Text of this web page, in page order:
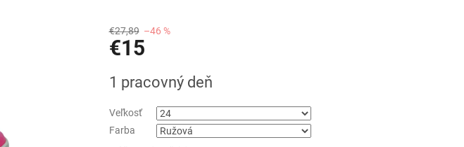
€27,89 –46 %
€15
cena:
1 pracovný deň
Veľkosť
Farba